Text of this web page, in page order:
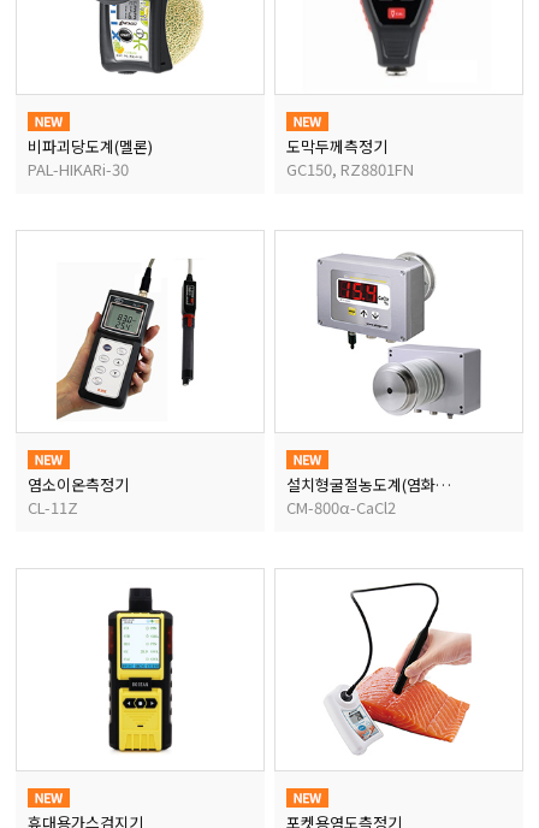
비파괴당도계(멜론)
PAL-HIKARi-30
도막두께측정기
GC150, RZ8801FN
염소이온측정기
CL-11Z
설치형굴절농도계(염화칼슘)
CM-800α-CaCl2
휴대용가스검지기 포켓용염도측정기